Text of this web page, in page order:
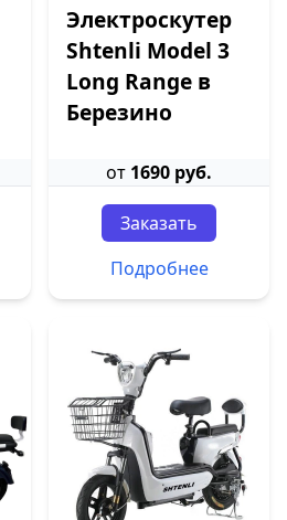
Электроскутер
Shtenli Model 3
Long Range в
Березино
от 1690 руб.
Заказать
Подробнее